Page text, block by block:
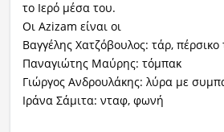
το Ιερό μέσα του.
Οι Azizam είναι οι
Βαγγέλης Χατζόβουλος: τάρ,
Παναγιώτης Μαύρης: τόμπακ
Γιώργος Ανδρουλάκης: λύρα με
Ιράνα Σάμιτα: νταφ, φωνή